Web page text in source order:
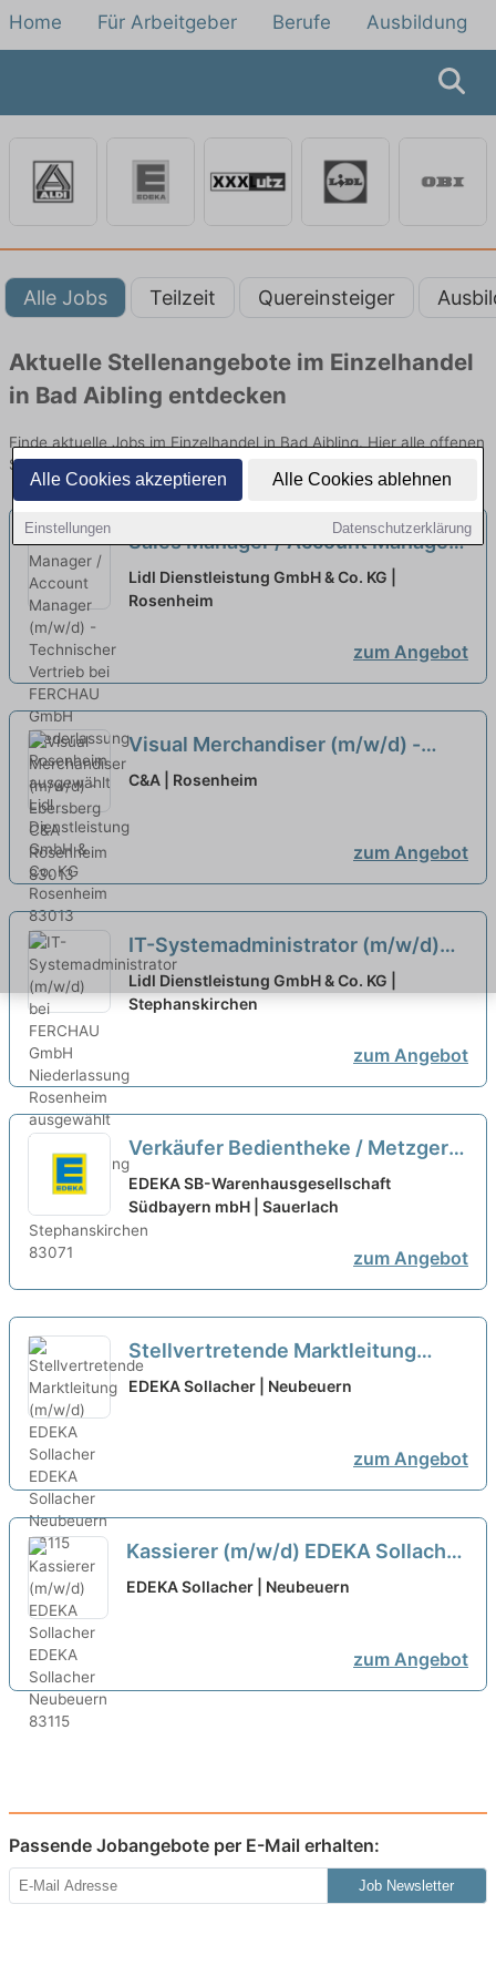
Alle Cookies akzeptieren Alle Cookies ablehnen
Einstellungen Datenschutzerklärung
Home Für Arbeitgeber Berufe Ausbildung
Alle Jobs Teilzeit Quereinsteiger
Aktuelle Stellenangebote im Einzelhandel
in Bad Aibling entdecken
Finde aktuelle Jobs im Einzelhandel in Bad Aibling. Hier alle offenen
Stellenangebote im Verkauf, Vertrieb und Handel vergleichen.
Sales Manager / Account Manager
(m/w/d) - Technischer Vertrieb bei
FERCHAU GmbH Niederlassung
Lidl Dienstleistung GmbH & Co. KG |
Rosenheim
zum Angebot
Visual Merchandiser (m/w/d) -
Ebersberg neu
C&A | Rosenheim
zum Angebot
IT-Systemadministrator (m/w/d)
bei FERCHAU GmbH Niederlassung
Rosenheim ausgewählt
Lidl Dienstleistung GmbH & Co. KG |
Stephanskirchen
zum Angebot
Verkäufer Bedientheke / Metzgerei
(m/w/d) – Fleischer / Koch /
Quereinsteiger neu
EDEKA SB-Warenhausgesellschaft
Südbayern mbH | Sauerlach
zum Angebot
Stellvertretende Marktleitung
(m/w/d) EDEKA Sollacher
EDEKA Sollacher | Neubeuern
zum Angebot
Kassierer (m/w/d) EDEKA Sollacher
neu
EDEKA Sollacher | Neubeuern
zum Angebot
Passende Jobangebote per E-Mail erhalten:
Job Newsletter